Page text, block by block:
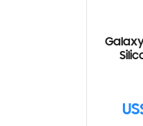
Galaxy